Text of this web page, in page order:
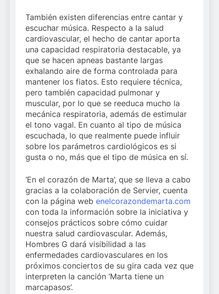
También existen diferencias entre cantar y
escuchar música. Respecto a la salud
cardiovascular, el hecho de cantar aporta
una capacidad respiratoria destacable, ya
que se hacen apneas bastante largas
exhalando aire de forma controlada para
mantener los fiatos. Esto requiere técnica,
pero también capacidad pulmonar y
muscular, por lo que se reeduca mucho la
mecánica respiratoria, además de estimular
el tono vagal. En cuanto al tipo de música
escuchada, lo que realmente puede influir
sobre los parámetros cardiológicos es si
gusta o no, más que el tipo de música en sí.
‘En el corazón de Marta’, que se lleva a cabo
gracias a la colaboración de Servier, cuenta
con la página web enelcorazondemarta.com
con toda la información sobre la iniciativa y
consejos prácticos sobre cómo cuidar
nuestra salud cardiovascular. Además,
Hombres G dará visibilidad a las
enfermedades cardiovasculares en los
próximos conciertos de su gira cada vez que
interpreten la canción ‘Marta tiene un
marcapasos’.